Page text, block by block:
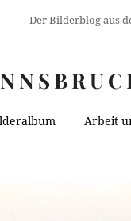
Der Bilderblog aus
Arbeit